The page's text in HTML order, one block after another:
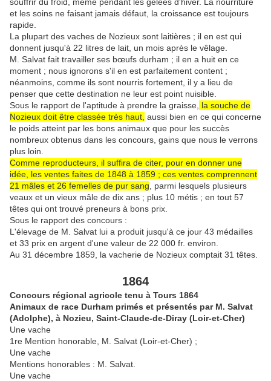
et les soins ne faisant jamais défaut, la croissance est toujours
rapide.
La plupart des vaches de Nozieux sont laitières ; il en est qui
donnent jusqu'à 22 litres de lait, un mois après le vêlage.
M. Salvat fait travailler ses bœufs durham ; il en a huit en ce
moment ; nous ignorons s'il en est parfaitement content ;
néanmoins, comme ils sont nourris fortement, il y a lieu de
penser que cette destination ne leur est point nuisible.
Sous le rapport de l'aptitude à prendre la graisse, la souche de
Nozieux doit être classée très haut, aussi bien en ce qui concerne
le poids atteint par les bons animaux que pour les succès
nombreux obtenus dans les concours, gains que nous le verrons
plus loin.
Comme reproducteurs, il suffira de citer, pour en donner une
idée, les ventes faites de 1848 à 1859 ; ces ventes comprennent
21 mâles et 26 femelles de pur sang , parmi lesquels plusieurs
veaux et un vieux mâle de dix ans ; plus 10 métis ; en tout 57
têtes qui ont trouvé preneurs à bons prix.
Sous le rapport des concours :
L'élevage de M. Salvat lui a produit jusqu'à ce jour 43 médailles
et 33 prix en argent d'une valeur de 22 000 fr. environ.
Au 31 décembre 1859, la vacherie de Nozieux comptait 31 têtes.
1864
Concours régional agricole tenu à Tours 1864
Animaux de race Durham primés et présentés par M. Salvat
(Adolphe), à Nozieu, Saint-Claude-de-Diray (Loir-et-Cher)
Une vache
1re Mention honorable, M. Salvat (Loir-et-Cher) ;
Une vache
Mentions honorables : M. Salvat.
Une vache